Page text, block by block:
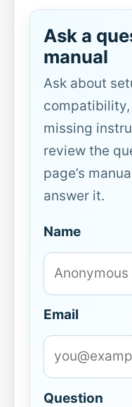
Ask a
manual
Ask about
missing
review the
page’s
answer it.
Name
Email
Question